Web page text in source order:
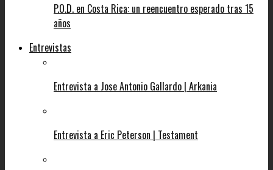
P.O.D. en Costa Rica: un reencuentro esperado tras 15
años
Entrevistas
Entrevista a Jose Antonio Gallardo | Arkania
Entrevista a Eric Peterson | Testament